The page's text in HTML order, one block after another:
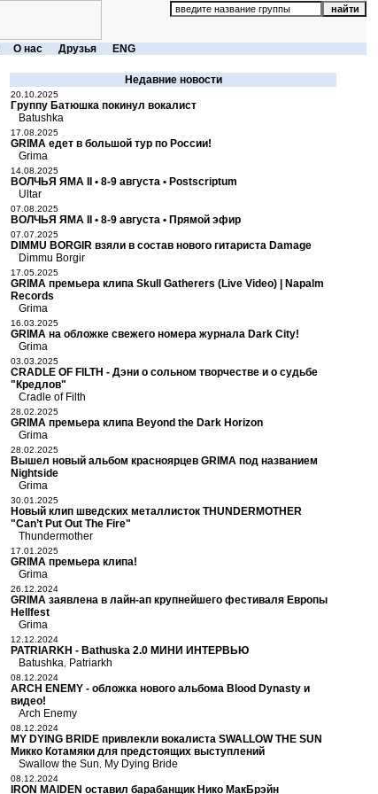
О нас Друзья ENG
Недавние новости
20.10.2025
Группу Батюшка покинул вокалист
Batushka
17.08.2025
GRIMA едет в большой тур по России!
Grima
14.08.2025
ВОЛЧЬЯ ЯМА II • 8-9 августа • Postscriptum
Ultar
07.08.2025
ВОЛЧЬЯ ЯМА II • 8-9 августа • Прямой эфир
07.07.2025
DIMMU BORGIR взяли в состав нового гитариста Damage
Dimmu Borgir
17.05.2025
GRIMA премьера клипа Skull Gatherers (Live Video) | Napalm
Records
Grima
16.03.2025
GRIMA на обложке свежего номера журнала Dark City!
Grima
03.03.2025
CRADLE OF FILTH - Дэни о сольном творчестве и о судьбе
"Кредлов"
Cradle of Filth
28.02.2025
GRIMA премьера клипа Beyond the Dark Horizon
Grima
28.02.2025
Вышел новый альбом красноярцев GRIMA под названием
Nightside
Grima
30.01.2025
Новый клип шведских металлисток THUNDERMOTHER
"Can’t Put Out The Fire"
Thundermother
17.01.2025
GRIMA премьера клипа!
Grima
26.12.2024
GRIMA заявлена в лайн-ап крупнейшего фестиваля Европы
Hellfest
Grima
12.12.2024
PATRIARKH - Bathuska 2.0 МИНИ ИНТЕРВЬЮ
Batushka Patriarkh
08.12.2024
ARCH ENEMY - обложка нового альбома Blood Dynasty и
видео!
Arch Enemy
08.12.2024
MY DYING BRIDE привлекли вокалиста SWALLOW THE SUN
Микко Котамяки для предстоящих выступлений
Swallow the Sun
My Dying Bride
08.12.2024
IRON MAIDEN оставил барабанщик Нико МакБрэйн